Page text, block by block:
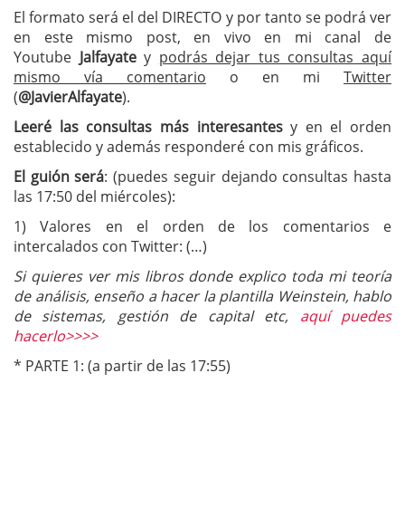
El formato será el del DIRECTO y por tanto se podrá ver
en este mismo post, en vivo en mi canal de
Youtube Jalfayatey podrás dejar tus consultas aquí
mismo vía comentario o en mi Twitter
(@JavierAlfayate).
Leeré las consultas más interesantesy en el orden
establecido y además responderé con mis gráficos.
El guión será: (puedes seguir dejando consultas hasta
las 17:50 del miércoles):
1) Valores en el orden de los comentarios e
intercalados con Twitter: (…)
Si quieres ver mis libros donde explico toda mi teoría
de análisis, enseño a hacer la plantilla Weinstein, hablo
de sistemas, gestión de capital etc, aquí puedes
hacerlo>>>>
* PARTE 1: (a partir de las 17:55)